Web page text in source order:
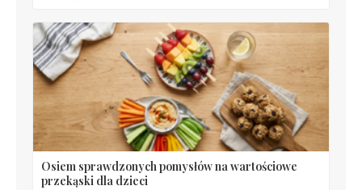
Osiem sprawdzonych pomysłów na wartościowe
przekąski dla dzieci